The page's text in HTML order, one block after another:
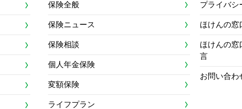
保険全般
保険ニュース
保険相談
個人年金保険
変額保険
ライフプラン
プライバシ
ほけんの窓
ほけんの窓
言
お問い合わ